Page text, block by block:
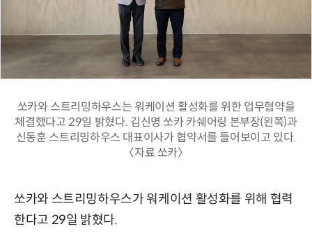
쏘카와 스트리밍하우스는 워케이션 활성화를 위한 업무협약을
체결했다고 29일 밝혔다. 김신명 쏘카 카쉐어링 본부장(왼쪽)과
신동훈 스트리밍하우스 대표이사가 협약서를 들어보이고 있다.
〈자료 쏘카〉
쏘카와 스트리밍하우스가 워케이션 활성화를 위해 협력
한다고 29일 밝혔다.